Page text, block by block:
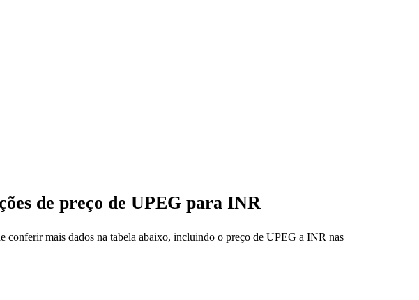
de preço de UPEG para INR
mais dados na tabela abaixo, incluindo o preço de UPEG a INR nas